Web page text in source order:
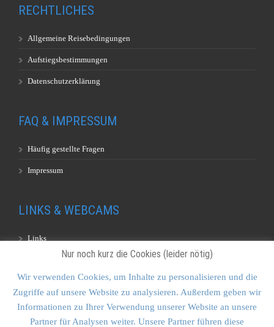
RECHTLICHES
Allgemeine Reisebedingungen
Aufstiegsbestimmungen
Datenschutzerklärung
FAQ & IMPRESSUM
Häufig gestellte Fragen
Impressum
LINKS & WEBCAMS
Links
KONTAKT & SITEMAP
Nur noch kurz die Cookies (leider nötig)
Wir verwenden Cookies, um Inhalte zu personalisieren und die
Zugriffe auf unsere Website zu analysieren. Außerdem geben wir
Informationen zu Ihrer Verwendung unserer Website an unsere
Partner für Analysen weiter. Unsere Partner führen diese